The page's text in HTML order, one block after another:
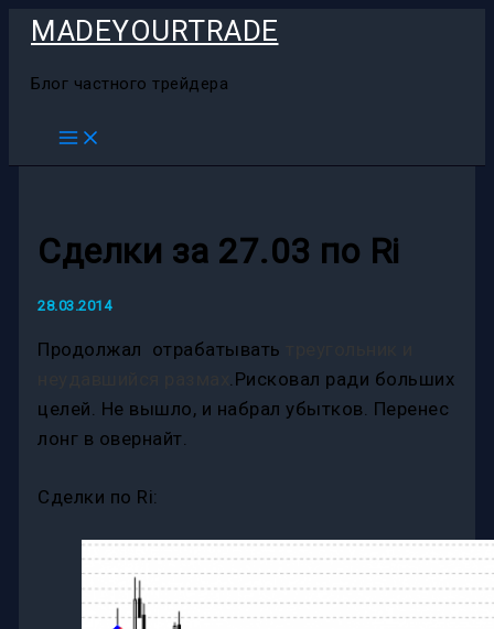
Перейти
содержимому
MADEYOURTRADE
Блог частного трейдера
Сделки за 27.03 по Ri
28.03.2014
Продолжал отрабатывать
.Рисковал ради больших
целей. Не вышло, и набрал убытков. Перенес
лонг в овернайт.
Сделки по Ri: